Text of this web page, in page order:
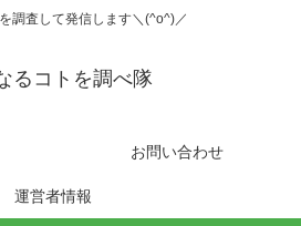
調査して発信します＼(^o^)／
るコトを調べ隊
お問い合わせ
運営者情報